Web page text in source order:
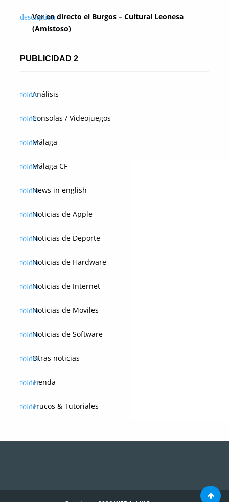
d
a
Ver en directo el Burgos – Cultural Leonesa
(Amistoso)
PUBLICIDAD 2
Análisis
Consolas / Videojuegos
Málaga
Málaga CF
News in english
Noticias de Apple
Noticias de Deporte
Noticias de Hardware
Noticias de Internet
Noticias de Moviles
Noticias de Software
Otras noticias
Tienda
Trucos & Tutoriales